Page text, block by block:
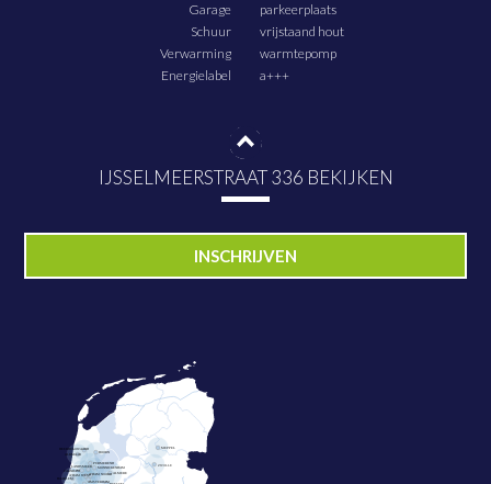
Garage
parkeerplaats
Schuur
vrijstaand hout
Verwarming
warmtepomp
Energielabel
a+++
IJSSELMEERSTRAAT 336 BEKIJKEN
PLAN NU BEZICHTIGING
INSCHRIJVEN